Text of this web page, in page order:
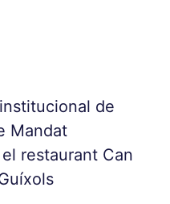
de
Mandat
restaurant Can